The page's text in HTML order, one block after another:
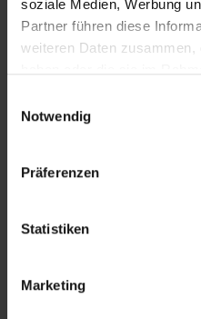
soziale Medien, Werbung
Partner führen diese
weiteren Daten zusammen,
Notwendig
Präferenzen
Statistiken
Marketing
Contemporary Acacia